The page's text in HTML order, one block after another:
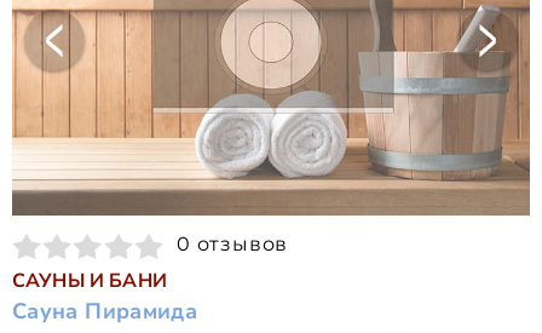
0 отзывов
САУНЫ И БАНИ
Сауна Пирамида